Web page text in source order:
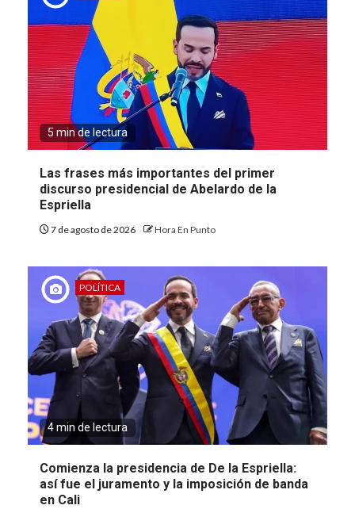
5 min de lectura
Las frases más importantes del primer
discurso presidencial de Abelardo de la
Espriella
7 de agosto de 2026 Hora En Punto
POLÍTICA
4 min de lectura
Comienza la presidencia de De la Espriella:
así fue el juramento y la imposición de banda
en Cali